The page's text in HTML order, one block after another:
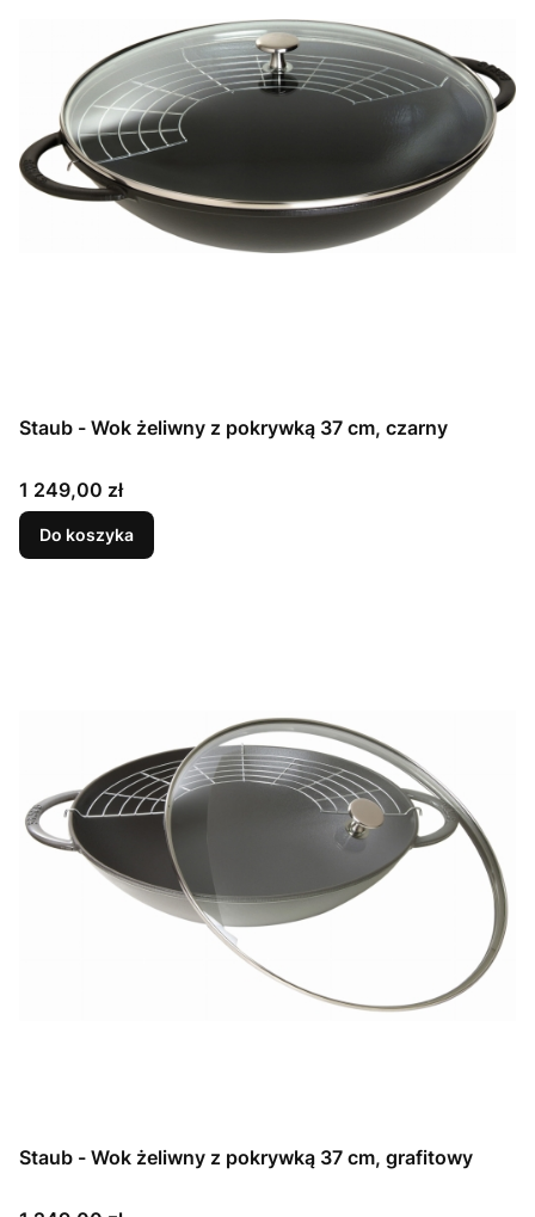
Staub - Wok żeliwny z pokrywką 37 cm, czarny
Cena
1 249,00 zł
Do koszyka
Staub - Wok żeliwny z pokrywką 37 cm, grafitowy